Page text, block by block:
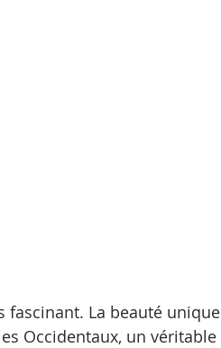
fascinant. La beauté
Occidentaux, un